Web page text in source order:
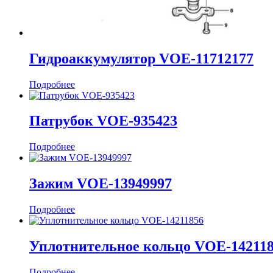
Гидроаккумулятор VOE-11712177
Подробнее
Патрубок VOE-935423
Подробнее
Зажим VOE-13949997
Подробнее
Уплотнительное кольцо VOE-